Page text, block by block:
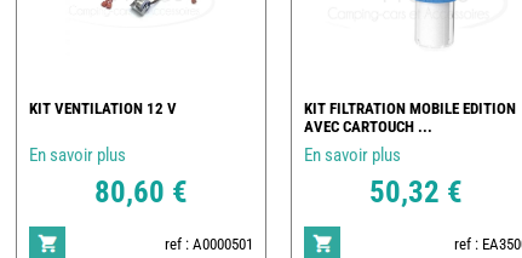
KIT VENTILATION 12 V
En savoir plus
80,60 €
ref : A0000501
KIT FILTRATION MOBILE EDITION
AVEC CARTOUCH ...
En savoir plus
50,32 €
ref :